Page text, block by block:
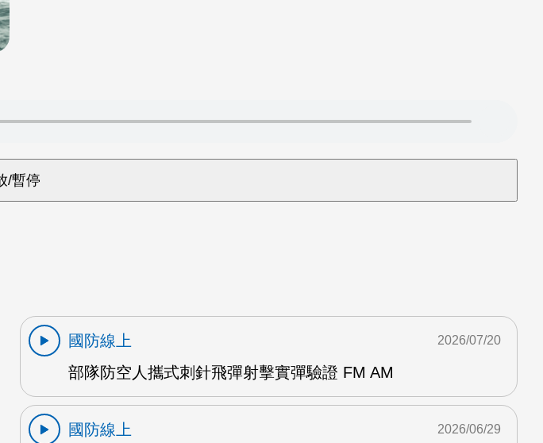
國防線上
部隊防空人攜式刺針飛彈射擊實彈驗證 FM AM
2026/07/20
國防線上
2026/06/29